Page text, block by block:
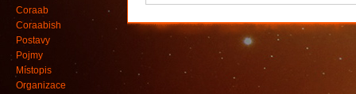
Coraab
Coraabish
Postavy
Pojmy
Místopis
Organizace